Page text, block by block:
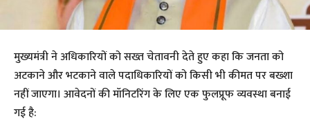
मुख्यमंत्री ने अधिकारियों को सख्त चेतावनी देते हुए कहा कि जनता को
अटकाने और भटकाने वाले पदाधिकारियों को किसी भी कीमत पर बख्शा
नहीं जाएगा। आवेदनों की मॉनिटरिंग के लिए एक फुलप्रूफ व्यवस्था बनाई
गई है: